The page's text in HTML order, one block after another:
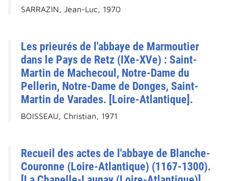
SARRAZIN, Jean-Luc, 1970
Les prieurés de l'abbaye de Marmoutier
dans le Pays de Retz (IXe-XVe) : Saint-
Martin de Machecoul, Notre-Dame du
Pellerin, Notre-Dame de Donges, Saint-
Martin de Varades. [Loire-Atlantique].
BOISSEAU, Christian, 1971
Recueil des actes de l'abbaye de Blanche-
Couronne (Loire-Atlantique) (1167-1300).